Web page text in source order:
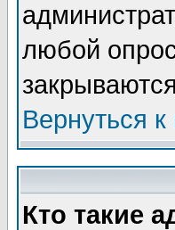
любой
Вернуться к
Кто такие